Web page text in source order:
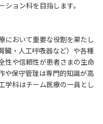
ョン科を目指します。
において重要な役割を果たし
臓・人工呼吸器など）や各種
性や信頼性が患者さまの生命
や保守管理は専門的知識が高
学科はチーム医療の一員とし